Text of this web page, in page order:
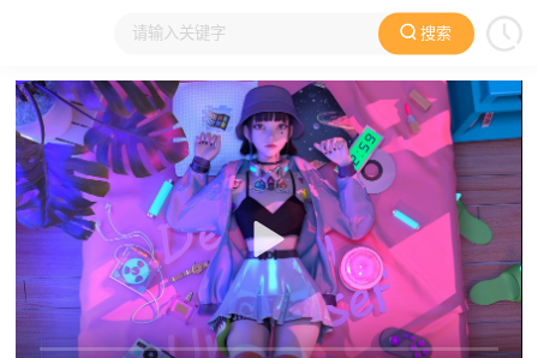
搜索
大家在看 日本动漫 国产动漫 欧美动漫 动漫电影